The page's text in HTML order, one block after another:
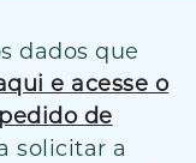
dados que
e acesse o
de
solicitar a